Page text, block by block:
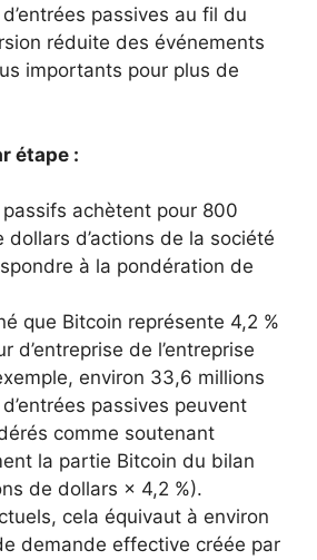
passives au fil du
réduite des événements
importants pour plus de
étape :
achètent pour 800
dollars d’actions de la société
à la pondération de
que Bitcoin représente 4,2 %
d’entreprise de l’entreprise
environ 33,6 millions
passives peuvent
comme soutenant
la partie Bitcoin du bilan
de dollars × 4,2 %).
cela équivaut à environ
demande effective créée par